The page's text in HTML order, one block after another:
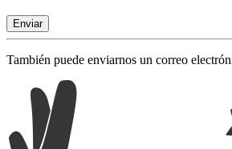
Enviar
También puede enviarnos un correo